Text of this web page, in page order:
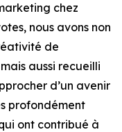
chez
nous avons non
de
aussi recueilli
d’un avenir
profondément
ont contribué à